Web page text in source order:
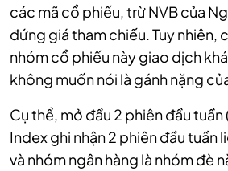
các mã cổ phiếu, trừ NVB của
đứng giá tham chiếu. Tuy nhiên,
nhóm cổ phiếu này giao dịch
không muốn nói là gánh nặng
Cụ thể, mở đầu 2 phiên đầu tuần
Index ghi nhận 2 phiên đầu tuần
và nhóm ngân hàng là nhóm đè